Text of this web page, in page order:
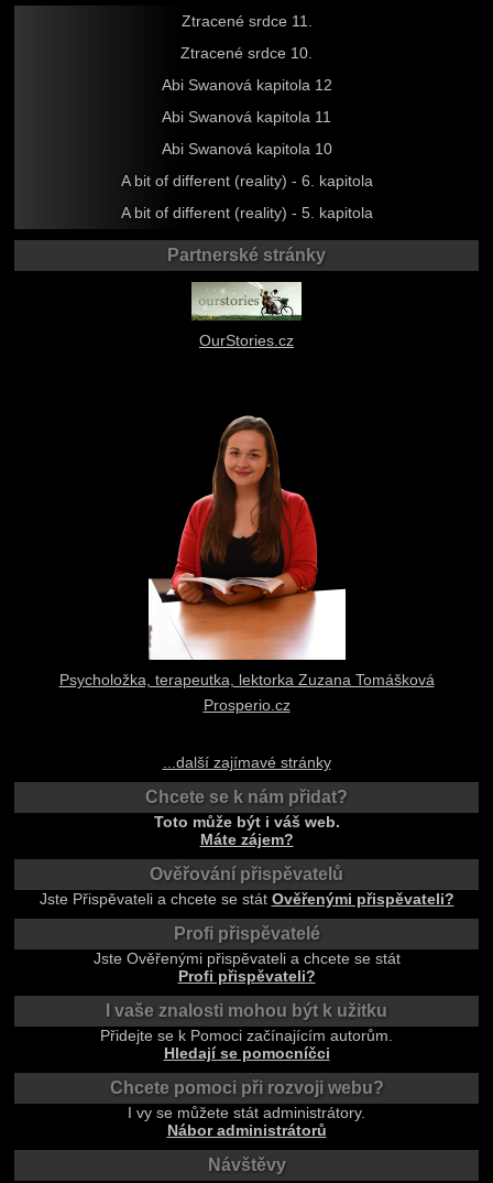
Ztracené srdce 11.
Ztracené srdce 10.
Abi Swanová kapitola 12
Abi Swanová kapitola 11
Abi Swanová kapitola 10
A bit of different (reality) - 6. kapitola
A bit of different (reality) - 5. kapitola
Partnerské stránky
OurStories.cz
Psycholožka, terapeutka, lektorka Zuzana Tomášková
Prosperio.cz
...další zajímavé stránky
Chcete se k nám přidat?
Toto může být i váš web.
Máte zájem?
Ověřování přispěvatelů
Jste Přispěvateli a chcete se stát Ověřenými přispěvateli?
Profi přispěvatelé
Jste Ověřenými přispěvateli a chcete se stát
Profi přispěvateli?
I vaše znalosti mohou být k užitku
Přidejte se k Pomoci začínajícím autorům.
Hledají se pomocníčci
Chcete pomoci při rozvoji webu?
I vy se můžete stát administrátory.
Nábor administrátorů
Návštěvy